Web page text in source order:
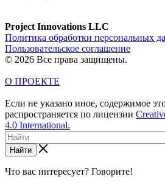
Project Innovations LLC
Политика обработки персональных
Пользовательское соглашение
© 2026 Все права защищены.
О ПРОЕКТЕ
Если не указано иное, содержимое
распространяется по лицензии
4.0 International.
Найти
Что вас интересует? Говорите!